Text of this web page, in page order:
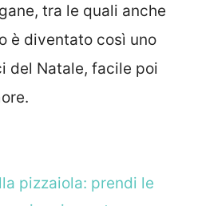
tra le quali anche
è diventato così uno
del Natale, facile poi
pizzaiola: prendi le